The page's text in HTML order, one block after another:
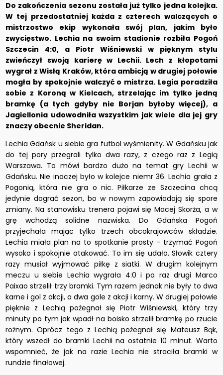
Do zakończenia sezonu została już tylko jedna kolejka.
W tej przedostatniej każda z czterech walczących o
mistrzostwo ekip wykonała swój plan, jakim było
zwycięstwo. Lechia na swoim stadionie rozbiła Pogoń
Szczecin 4:0, a Piotr Wiśniewski w pięknym stylu
zwieńczył swoją karierę w Lechii. Lech z kłopotami
wygrał z Wisłą Kraków, która ambicją w drugiej połowie
mogła by spokojnie walczyć o mistrza. Legia poradziła
sobie z Koroną w Kielcach, strzelając im tylko jedną
bramkę (a tych gdyby nie Borjan byłoby więcej), a
Jagiellonia udowodniła wszystkim jak wiele dla jej gry
znaczy obecnie Sheridan.
Lechia Gdańsk u siebie gra futbol wyśmienity. W Gdańsku jak
do tej pory przegrali tylko dwa razy, z czego raz z Legią
Warszawa. To mówi bardzo dużo na temat gry Lechii w
Gdańsku. Nie inaczej było w kolejce niemr 36. Lechia grała z
Pogonią, która nie gra o nic. Piłkarze ze Szczecina chcą
jedynie dograć sezon, bo w nowym zapowiadają się spore
zmiany. Na stanowisku trenera pojawi się Macej Skorża, a w
grę wchodzą solidne nazwiska. Do Gdańska Pogoń
przyjechała mając tylko trzech obcokrajowców składzie.
Lechia miała plan na to spotkanie prosty - trzymać Pogoń
wysoko i spokojnie atakować. To im się udało. Słowik cztery
razy musiał wyjmować piłkę z siatki. W drugim kolejnym
meczu u siebie Lechia wygrała 4:0 i po raz drugi Marco
Paixao strzelił trzy bramki. Tym razem jednak nie były to dwa
karne i gol z akcji, a dwa gole z akcji i karny. W drugiej połowie
pięknie z Lechią pożegnał się Piotr Wiśniewski, który trzy
minuty po tym jak wpadł na boisko strzelił bramkę po rzucie
rożnym. Oprócz tego z Lechią pożegnał się Mateusz Bąk,
który wszedł do bramki Lechii na ostatnie 10 minut. Warto
wspomnieć, że jak na razie Lechia nie straciła bramki w
rundzie finałowej.